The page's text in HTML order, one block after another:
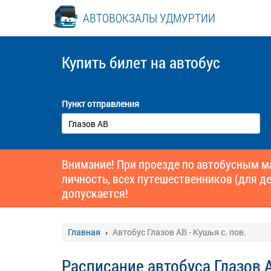
АВТОВОКЗАЛЫ УДМУРТИИ
Купить билет на автобус
Пункт отправления
Внимание! При проезде по автобусным
личность, всех путешественников (для
допускается!
Главная Автобус Глазов АВ - Кушья с. пов.
Расписание автобуса